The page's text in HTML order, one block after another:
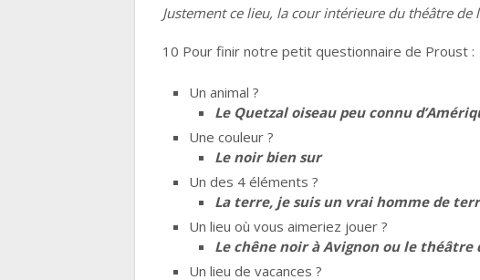
Justement ce lieu, la cour intérieure du théâtre de
10 Pour finir notre petit questionnaire de Proust :
Un animal ?
Le Quetzal oiseau peu connu
Une couleur ?
Le noir bien sur
Un des 4 éléments ?
La terre, je suis un vrai homme de
Un lieu où vous aimeriez jouer ?
Le chêne noir à Avignon ou le théâtre
Un lieu de vacances ?